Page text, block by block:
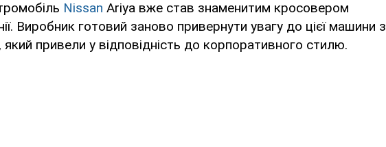
Nissan Ariya вже став знаменитим кросовером
Виробник готовий заново привернути увагу до цієї машини з
привели у відповідність до корпоративного стилю.